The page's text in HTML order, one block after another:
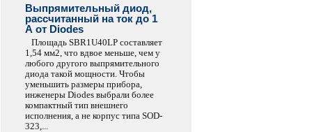
Выпрямительный диод,
рассчитанный на ток до 1
А от Diodes
Площадь SBR1U40LP составляет
1,54 мм2, что вдвое меньше, чем у
любого другого выпрямительного
диода такой мощности. Чтобы
уменьшить размеры прибора,
инженеры Diodes выбрали более
компактный тип внешнего
исполнения, а не корпус типа SOD-
323,...